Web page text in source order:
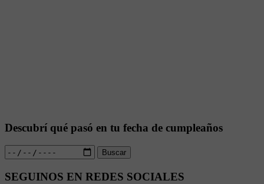
Descubrí qué pasó en tu fecha de cumpleaños
Buscar
SEGUINOS EN REDES SOCIALES